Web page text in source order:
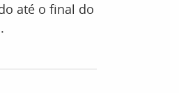
até o final do